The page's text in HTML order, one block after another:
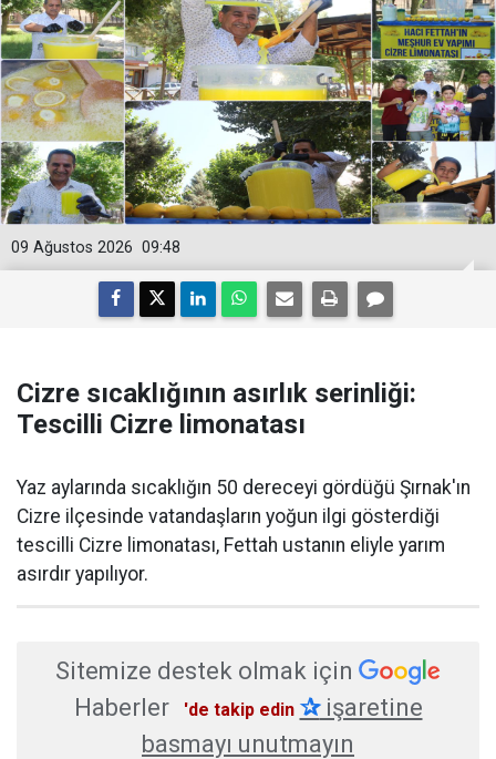
09:48
09 Ağustos 2026
Cizre sıcaklığının asırlık serinliği:
Tescilli Cizre limonatası
Yaz aylarında sıcaklığın 50 dereceyi gördüğü Şırnak'ın
Cizre ilçesinde vatandaşların yoğun ilgi gösterdiği
tescilli Cizre limonatası, Fettah ustanın eliyle yarım
asırdır yapılıyor.
Sitemize destek olmak için
Haberler
'de takip edin ✰işaretine
basmayı unutmayın